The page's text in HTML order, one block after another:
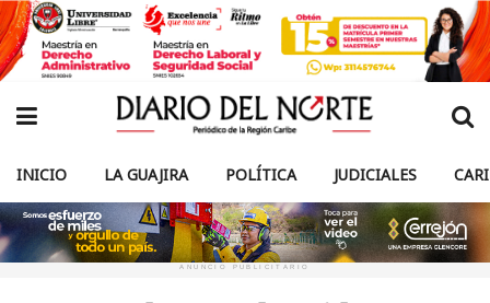
INICIO LA GUAJIRA POLÍTICA JUDICIALES
ANUNCIO PUBLICITARIO